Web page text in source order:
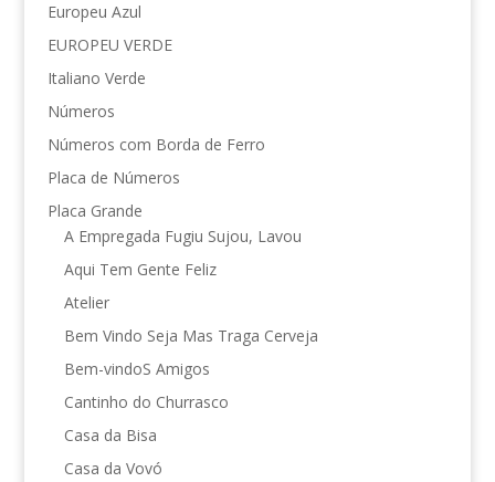
Europeu Azul
EUROPEU VERDE
Italiano Verde
Números
Números com Borda de Ferro
Placa de Números
Placa Grande
A Empregada Fugiu Sujou, Lavou
Aqui Tem Gente Feliz
Atelier
Bem Vindo Seja Mas Traga Cerveja
Bem-vindoS Amigos
Cantinho do Churrasco
Casa da Bisa
Casa da Vovó